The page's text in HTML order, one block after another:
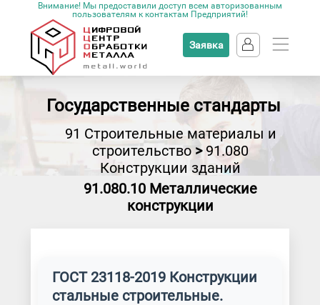
Внимание! Мы предоставили доступ всем авторизованным
пользователям к контактам Предприятий!
Заявка
Государственные стандарты
91 Строительные материалы и
строительство > 91.080
Конструкции зданий
91.080.10 Металлические
конструкции
ГОСТ 23118-2019 Конструкции
стальные строительные.